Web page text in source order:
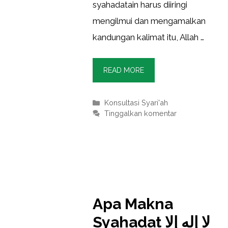
syahadatain harus diiringi
mengilmui dan mengamalkan
kandungan kalimat itu, Allah …
READ MORE
Kategori
Konsultasi Syari'ah
Tinggalkan komentar
Apa Makna
Syahadat لا إله إلا